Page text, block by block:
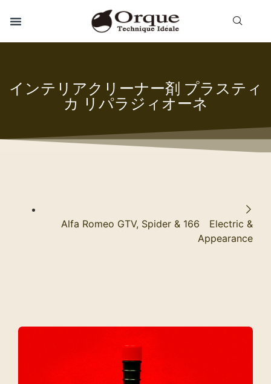
インテリアクリーナー剤 プラスティ
カ リパラジィオーネ
Alfa Romeo GTV, Spider & 166 Electric &
Appearance